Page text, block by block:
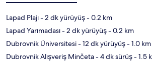
Lapad Plajı- 2 dk yürüyüş- 0.2 km
Lapad Yarımadası- 2 dk yürüyüş- 0.2 km
Dubrovnik Üniversitesi- 12 dk yürüyüş- 1.0 km
Dubrovnik Alışveriş Minčeta- 4 dk sürüş- 1.5